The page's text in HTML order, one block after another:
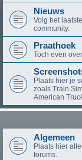
Nieuws
Volg het
community.
Praathoek
Toch even
Plaats hier je
zoals Train
American
Algemeen
Plaats hier
forums.